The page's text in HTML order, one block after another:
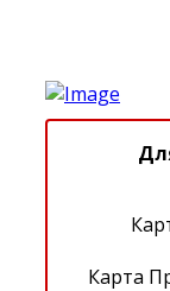
Карта